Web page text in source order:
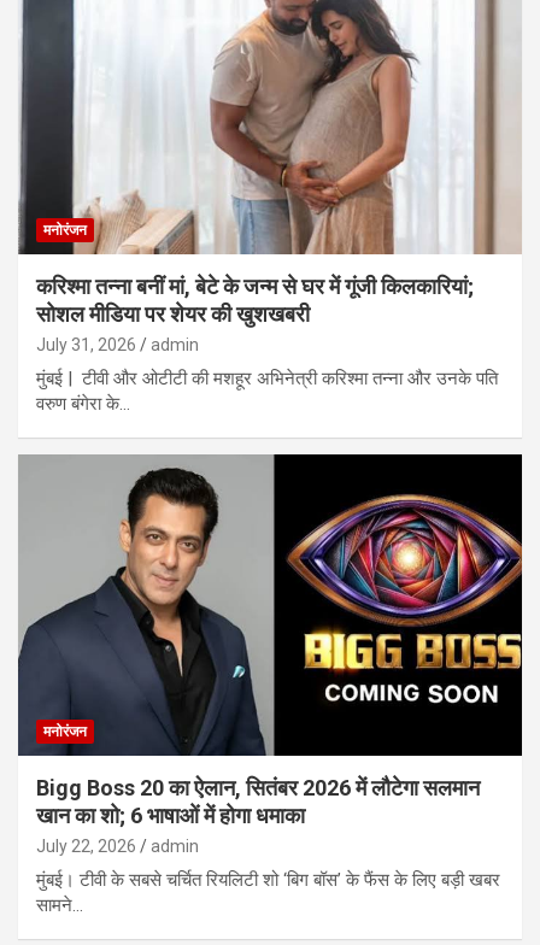
मनोरंजन
करिश्मा तन्ना बनीं मां, बेटे के जन्म से घर में गूंजी किलकारियां;
सोशल मीडिया पर शेयर की खुशखबरी
July 31, 2026 admin
मुंबई | टीवी और ओटीटी की मशहूर अभिनेत्री करिश्मा तन्ना और उनके पति
वरुण बंगेरा के…
मनोरंजन
Bigg Boss 20 का ऐलान, सितंबर 2026 में लौटेगा सलमान
खान का शो; 6 भाषाओं में होगा धमाका
July 22, 2026 admin
मुंबई। टीवी के सबसे चर्चित रियलिटी शो ‘बिग बॉस’ के फैंस के लिए बड़ी खबर
सामने…